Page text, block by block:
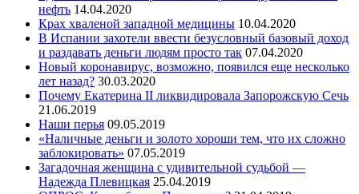
нефть 14.04.2020
Крах хваленой западной медицины 10.04.2020
В Испании захотели ввести безусловный базовый доход
и раздавать деньги людям просто так 07.04.2020
Новый коронавирус, возможно, появился еще несколько
лет назад? 30.03.2020
Почему Екатерина II ликвидировала Запорожскую Сечь
21.06.2019
Наши перья 09.05.2019
«Наличные деньги и золото хороши тем, что их сложно
заблокировать» 07.05.2019
Загадочная женщина с удивительной судьбой —
Надежда Плевицкая 25.04.2019